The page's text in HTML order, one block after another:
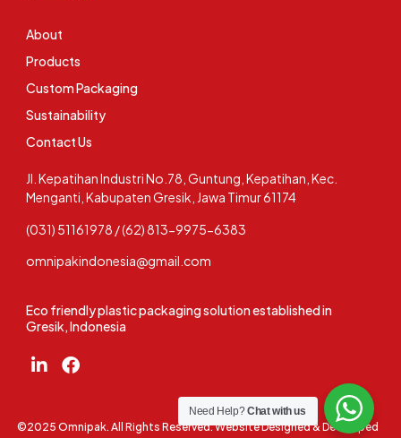
Eco friendly plastic packaging solution established in
Gresik, Indonesia
Jl. Kepatihan Industri No.78, Guntung, Kepatihan, Kec.
Menganti, Kabupaten Gresik, Jawa Timur 61174
(031) 51161978 / (62) 813-9975-6383
omnipakindonesia@gmail.com
About
Products
Custom Packaging
Sustainability
Contact Us
©2025 Omnipak. All Rights Reserved. Website Designed & Developed
Need Help?Chat with us